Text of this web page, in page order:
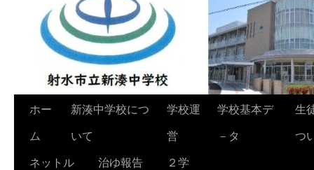
ホー
ム
新湊中学校につ
いて
学校運
営
学校基本デ
－タ
生
つ
ネットル
治ゆ報告
２学